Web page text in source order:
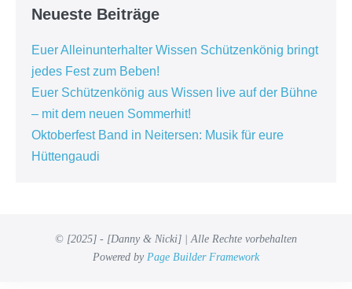
Neueste Beiträge
Euer Alleinunterhalter Wissen Schützenkönig bringt
jedes Fest zum Beben!
Euer Schützenkönig aus Wissen live auf der Bühne
– mit dem neuen Sommerhit!
Oktoberfest Band in Neitersen: Musik für eure
Hüttengaudi
© [2025] - [Danny & Nicki] | Alle Rechte vorbehalten
Powered by Page Builder Framework